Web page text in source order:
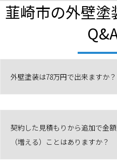
韮崎市の外壁塗
外壁塗装は78万円で出来ますか？
契約した見積もりから追加で金
（増える）ことはありますか？